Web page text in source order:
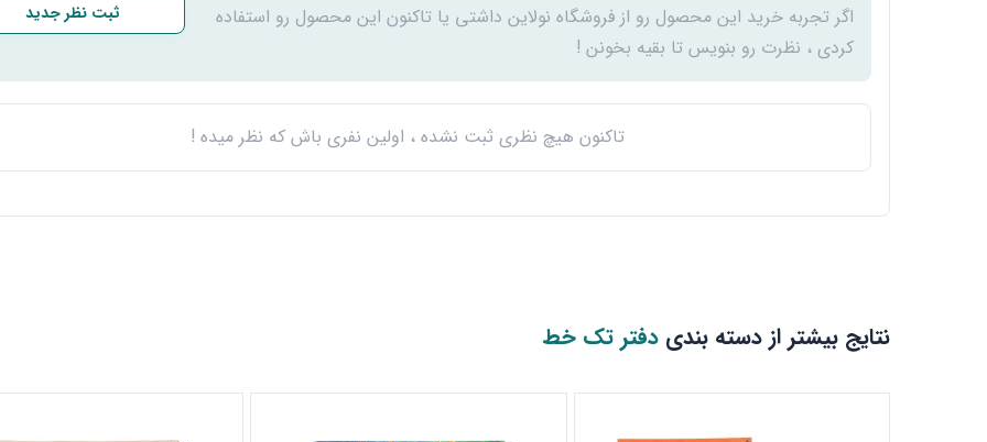
اگر تجربه خرید این محصول رو از فروشگاه نولاین داشتی یا تاکنون این محصول رو استفاده
کردی ، نظرت رو بنویس تا بقیه بخونن !
ثبت نظر جدید
تاکنون هیچ نظری ثبت نشده ، اولین نفری باش که نظر میده !
نتایج بیشتر از دسته بندی دفتر تک خط